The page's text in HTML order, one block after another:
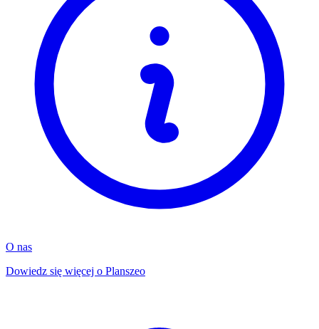
O nas
Dowiedz się więcej o Planszeo